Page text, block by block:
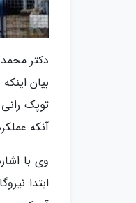
دکتر
بیان
توپک
آنکه
وی با
ابتدا